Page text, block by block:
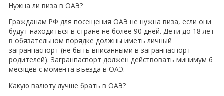
Нужна ли виза в ОАЭ?
Гражданам РФ для посещения ОАЭ не нужна виза, если они
будут находиться в стране не более 90 дней. Дети до 18 лет
в обязательном порядке должны иметь личный
загранпаспорт (не быть вписанными в загранпаспорт
родителей). Загранпаспорт должен действовать минимум 6
месяцев с момента въезда в ОАЭ.
Какую валюту лучше брать в ОАЭ?